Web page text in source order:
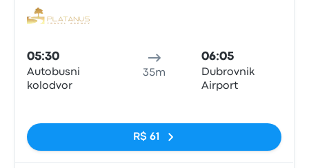
05:30
Autobusni
kolodvor
35m
06:05
Dubrovnik
Airport
R$ 61